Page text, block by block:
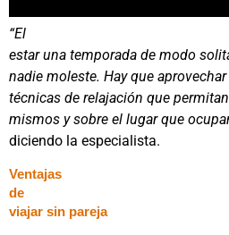
“El
estar una temporada de modo
nadie moleste. Hay que
técnicas de relajación que
mismos y sobre el lugar que
diciendo la especialista.
Ventajas
de
viajar sin pareja